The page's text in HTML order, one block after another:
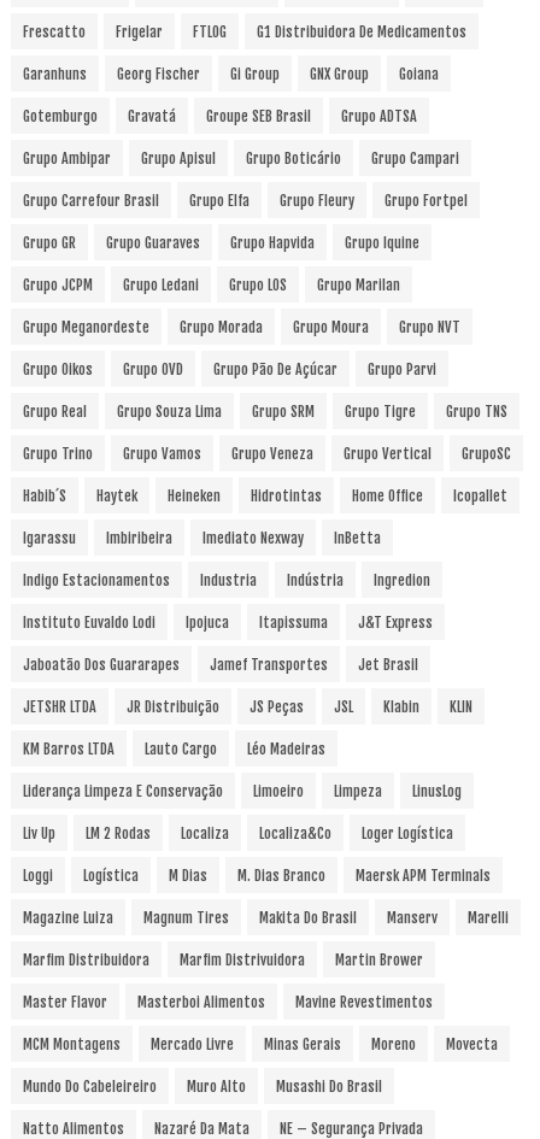
Frescatto Frigelar FTLOG G1 Distribuidora De Medicamentos
Garanhuns Georg Fischer Gi Group GNX Group Goiana
Gotemburgo Gravatá Groupe SEB Brasil Grupo ADTSA
Grupo Ambipar Grupo Apisul Grupo Boticário Grupo Campari
Grupo Carrefour Brasil Grupo Elfa Grupo Fleury Grupo Fortpel
Grupo GR Grupo Guaraves Grupo Hapvida Grupo Iquine
Grupo JCPM Grupo Ledani Grupo LOS Grupo Marilan
Grupo Meganordeste Grupo Morada Grupo Moura Grupo NVT
Grupo Oikos Grupo OVD Grupo Pão De Açúcar Grupo Parvi
Grupo Real Grupo Souza Lima Grupo SRM Grupo Tigre Grupo TNS
Grupo Trino Grupo Vamos Grupo Veneza Grupo Vertical GrupoSC
Habib´s Haytek Heineken Hidrotintas Home Office Icopallet
Igarassu Imbiribeira Imediato Nexway InBetta
Indigo Estacionamentos Industria Indústria Ingredion
Instituto Euvaldo Lodi Ipojuca Itapissuma J&T Express
Jaboatão Dos Guararapes Jamef Transportes Jet Brasil
JETSHR LTDA JR Distribuição JS Peças JSL Klabin KLIN
KM Barros LTDA Lauto Cargo Léo Madeiras
Liderança Limpeza E Conservação Limoeiro Limpeza LinusLog
Liv Up LM 2 Rodas Localiza Localiza&Co Loger Logística
Loggi Logística M Dias M. Dias Branco Maersk APM Terminals
Magazine Luiza Magnum Tires Makita Do Brasil Manserv Marelli
Marfim Distribuidora Marfim Distrivuidora Martin Brower
Master Flavor Masterboi Alimentos Mavine Revestimentos
MCM Montagens Mercado Livre Minas Gerais Moreno Movecta
Mundo Do Cabeleireiro Muro Alto Musashi Do Brasil
Natto Alimentos Nazaré Da Mata NE – Segurança Privada